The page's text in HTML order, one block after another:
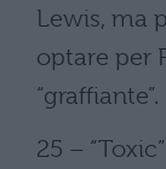
Lewis, ma
optare per
“graffiante”.
25 –